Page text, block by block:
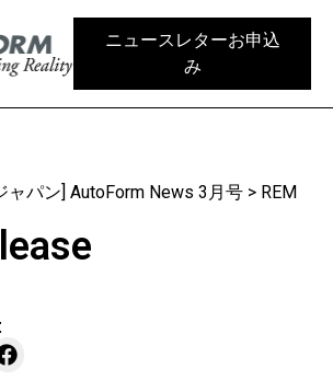
ニュースレターお申込
み
ャパン] AutoForm News 3月号 > REM